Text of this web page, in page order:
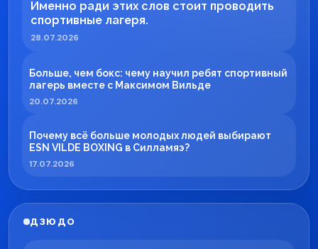
Именно ради этих слов стоит проводить
спортивные лагеря.
28.07.2026
Больше, чем бокс: чему научил ребят спортивный
лагерь вместе с Максимом Вильде
20.07.2026
Почему всё больше молодых людей выбирают
ESN VILDE BOXING в Силламяэ?
17.07.2026
ДЗЮДО